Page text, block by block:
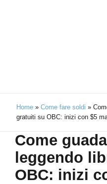
Home » Come fare soldi »
gratuiti su OBC: inizi con $5
Come
leggendo
OBC: inizi